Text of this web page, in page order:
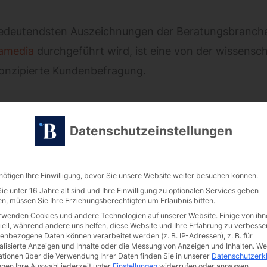
Auszeichnungen der
durchgeführt wird, ist eine von der
Kundenbefragung.
Bewertungen echter Mandant:innen – und damit
auf Augenhöhe.
Alle
das uns besonders freut, weil es den Kern
zu beraten.
Datenschutzeinstellungen
Ihre Einwilligung, bevor Sie unsere Website weiter besuchen können.
unter 16 Jahre alt sind und Ihre Einwilligung zu optionalen Services geben
müssen Sie Ihre Erziehungsberechtigten um Erlaubnis bitten.
Cookies und andere Technologien auf unserer Website. Einige von
während andere uns helfen, diese Website und Ihre Erfahrung zu
Daten können verarbeitet werden (z. B. IP-Adressen), z. B. für
Anzeigen und Inhalte oder die Messung von Anzeigen und Inhalten.
über die Verwendung Ihrer Daten finden Sie in unserer